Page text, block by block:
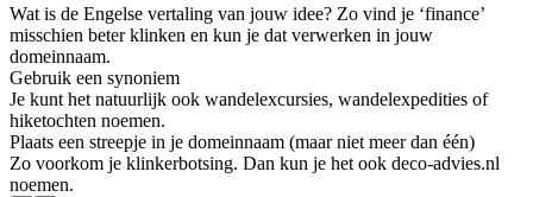
Wat is de Engelse vertaling van jouw idee? Zo vind je ‘finance’
misschien beter klinken en kun je dat verwerken in jouw
domeinnaam.
Gebruik een synoniem
Je kunt het natuurlijk ook wandelexcursies, wandelexpedities of
hiketochten noemen.
Plaats een streepje in je domeinnaam (maar niet meer dan één)
Zo voorkom je klinkerbotsing. Dan kun je het ook deco-advies.nl
noemen.